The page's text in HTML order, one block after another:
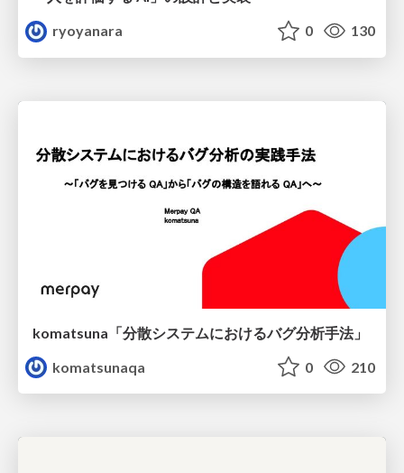
ryoyanara
0 130
komatsuna「分散システムにおけるバグ分析手法」
komatsunaqa
0 210